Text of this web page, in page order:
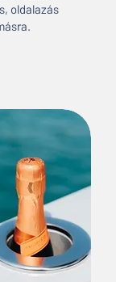
oldalazás